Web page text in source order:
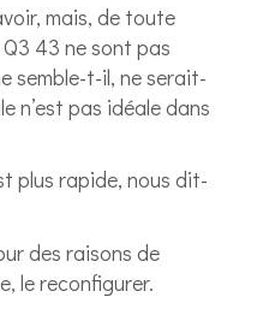
mais, de toute
43 ne sont pas
semble-t-il, ne serait-
n’est pas idéale dans
plus rapide, nous dit-
des raisons de
le reconfigurer.